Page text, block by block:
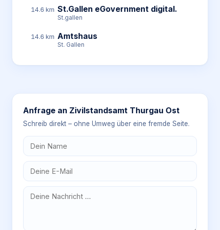
14.6 km St.Gallen eGovernment digital.
St.gallen
14.6 km Amtshaus
St. Gallen
Anfrage an Zivilstandsamt Thurgau Ost
Schreib direkt – ohne Umweg über eine fremde Seite.